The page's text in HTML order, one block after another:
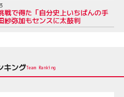
戦で得た「自分史上いちばんの手
紗弥加もセンスに太鼓判
キングTeam Ranking